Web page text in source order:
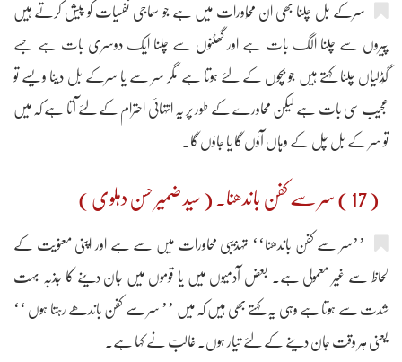
سرکے بل چلنا بھی ان محُاورات میں ہے جو سماجی نفسیات کو پیش کرتے ہیں
پیروں سے چلنا الگ بات ہے اور گھٹنوں سے چلنا ایک دوسری بات ہے جسے
گُڈلیاں چلنا کہتے ہیں جو بچوں کے لئے ہوتا ہے مگر سر سے یا سرکے بل دینا ویسے تو
عجیب سی بات ہے لیکن محاورے کے طور پر یہ انتہائی احترام کے لئے آتا ہے کہ میں
تو سر کے بل چل کے وہاں آؤں گا یا جاؤں گا۔
( 17 ) سر سے کفن باندھنا۔ ( سید ضمیر حسن دہلوی )
’’سر سے کفن باندھنا‘‘ تہذیبی محاورات میں سے ہے اور اپنی معنویت کے
لحاظ سے غیر معمولی ہے۔ بعض آدمیوں میں یا قوموں میں جان دینے کا جذبہ بہت
شدت سے ہوتا ہے وہی یہ کہتے بھی ہیں کہ میں ’’ سر سے کفن باندھے رہتا ہوں ‘‘
یعنی ہر وقت جان دینے کے لئے تیار ہوں۔ غالبؔ نے کہا ہے۔